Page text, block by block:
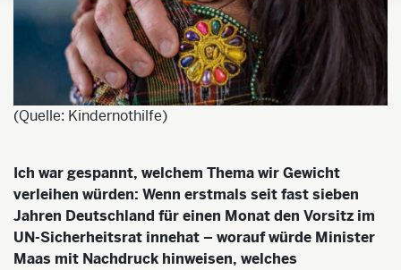
(Quelle: Kindernothilfe)
Ich war gespannt, welchem Thema wir Gewicht
verleihen würden: Wenn erstmals seit fast sieben
Jahren Deutschland für einen Monat den Vorsitz im
UN-Sicherheitsrat innehat – worauf würde Minister
Maas mit Nachdruck hinweisen, welches